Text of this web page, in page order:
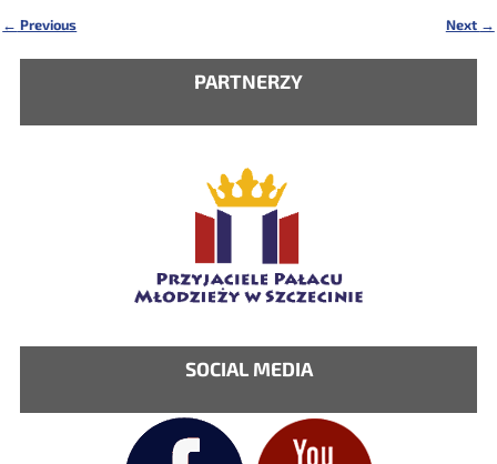
← Previous Next →
PARTNERZY
SOCIAL MEDIA